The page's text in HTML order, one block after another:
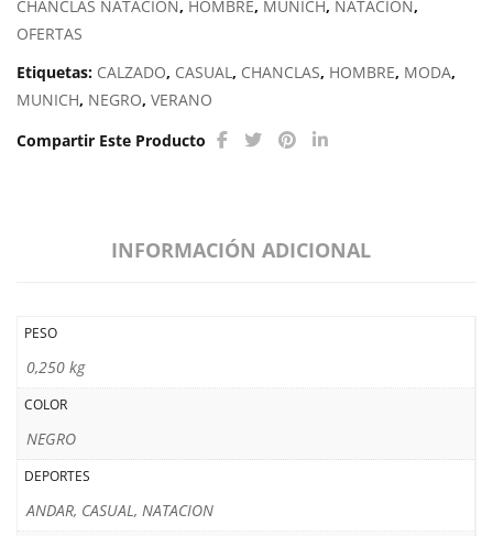
CHANCLAS NATACIÓN, HOMBRE, MUNICH, NATACION,
OFERTAS
Etiquetas: CALZADO, CASUAL , CHANCLAS, HOMBRE, MODA,
MUNICH, NEGRO, VERANO
Compartir Este Producto
INFORMACIÓN ADICIONAL
PESO
0,250 kg
COLOR
NEGRO
DEPORTES
ANDAR, CASUAL, NATACION